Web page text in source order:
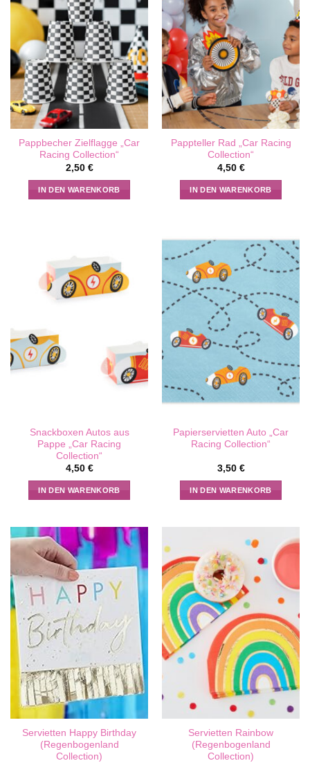
Pappbecher Zielflagge „Car
Racing Collection“
2,50 €
IN DEN WARENKORB
Pappteller Rad „Car Racing
Collection“
4,50 €
IN DEN WARENKORB
Snackboxen Autos aus
Pappe „Car Racing
Collection“
4,50 €
IN DEN WARENKORB
Papierservietten Auto „Car
Racing Collection“
3,50 €
IN DEN WARENKORB
Servietten Happy Birthday
(Regenbogenland
Collection)
Servietten Rainbow
(Regenbogenland
Collection)